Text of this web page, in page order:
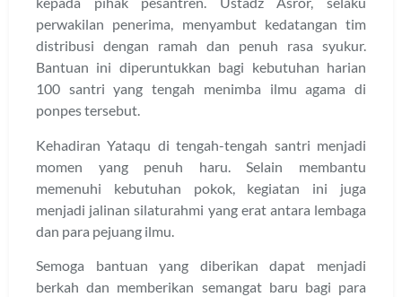
perwakilan penerima, menyambut kedatangan tim
distribusi dengan ramah dan penuh rasa syukur.
Bantuan ini diperuntukkan bagi kebutuhan harian
100 santri yang tengah menimba ilmu agama di
ponpes tersebut.
Kehadiran Yataqu di tengah-tengah santri menjadi
momen yang penuh haru. Selain membantu
memenuhi kebutuhan pokok, kegiatan ini juga
menjadi jalinan silaturahmi yang erat antara lembaga
dan para pejuang ilmu.
Semoga bantuan yang diberikan dapat menjadi
berkah dan memberikan semangat baru bagi para